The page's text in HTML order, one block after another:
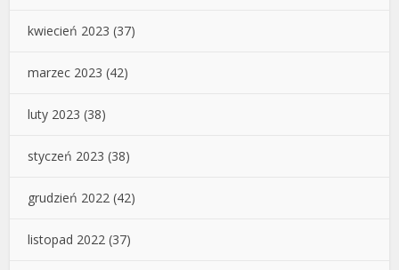
kwiecień 2023 (37)
marzec 2023 (42)
luty 2023 (38)
styczeń 2023 (38)
grudzień 2022 (42)
listopad 2022 (37)